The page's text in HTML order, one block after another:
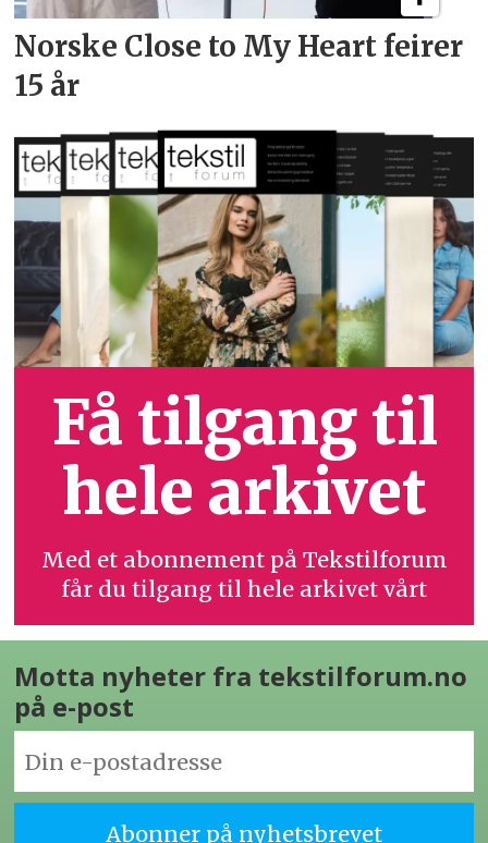
Norske Close to My Heart feirer
15 år
Få tilgang til
hele arkivet
Med et abonnement på Tekstilforum
får du tilgang til hele arkivet vårt
Motta nyheter fra tekstilforum.no
på e-post